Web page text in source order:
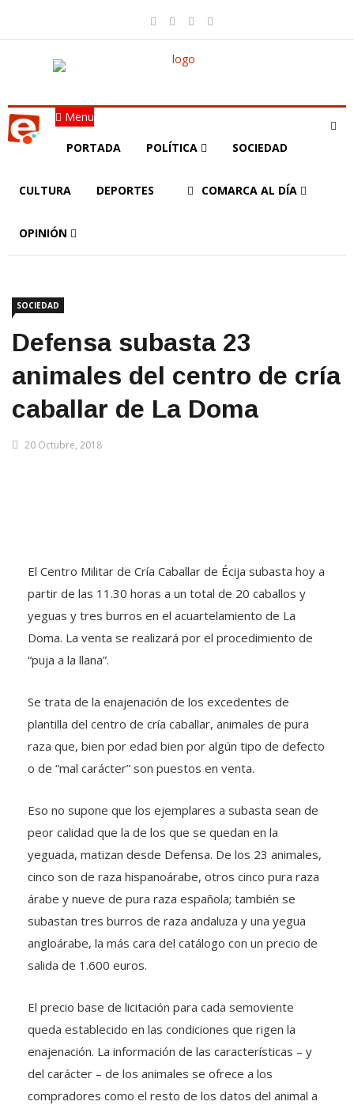
Menu
PORTADA POLÍTICA SOCIEDAD
CULTURA DEPORTES COMARCA AL DÍA
OPINIÓN
SOCIEDAD
Defensa subasta 23
animales del centro de cría
caballar de La Doma
20 Octubre, 2018
El Centro Militar de Cría Caballar de Écija subasta hoy a
partir de las 11.30 horas a un total de 20 caballos y
yeguas y tres burros en el acuartelamiento de La
Doma. La venta se realizará por el procedimiento de
“puja a la llana”.
Se trata de la enajenación de los excedentes de
plantilla del centro de cría caballar, animales de pura
raza que, bien por edad bien por algún tipo de defecto
o de “mal carácter” son puestos en venta.
Eso no supone que los ejemplares a subasta sean de
peor calidad que la de los que se quedan en la
yeguada, matizan desde Defensa. De los 23 animales,
cinco son de raza hispanoárabe, otros cinco pura raza
árabe y nueve de pura raza española; también se
subastan tres burros de raza andaluza y una yegua
angloárabe, la más cara del catálogo con un precio de
salida de 1.600 euros.
El precio base de licitación para cada semoviente
queda establecido en las condiciones que rigen la
enajenación. La información de las características – y
del carácter – de los animales se ofrece a los
compradores como el resto de los datos del animal a